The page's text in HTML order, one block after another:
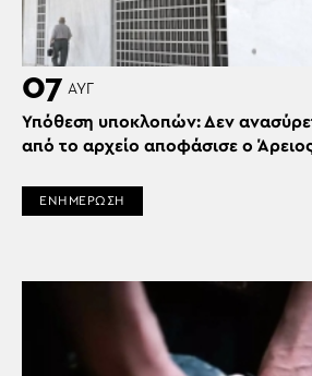
07 ΑΥΓ
Υπόθεση υποκλοπών: Δεν
από το αρχείο αποφάσισε ο
ΕΝΗΜΕΡΩΣΗ